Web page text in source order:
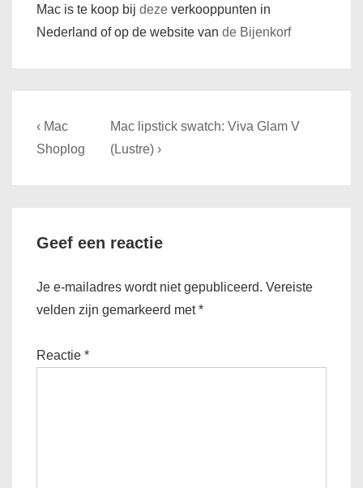
Mac is te koop bij deze verkooppunten in
Nederland of op de website van de Bijenkorf
Bericht
navigatie
Previous
Post
‹ Mac
Shoplog
Next
Post
Mac lipstick swatch: Viva Glam V
(Lustre) ›
Geef een reactie
Je e-mailadres wordt niet gepubliceerd. Vereiste
velden zijn gemarkeerd met*
Reactie *